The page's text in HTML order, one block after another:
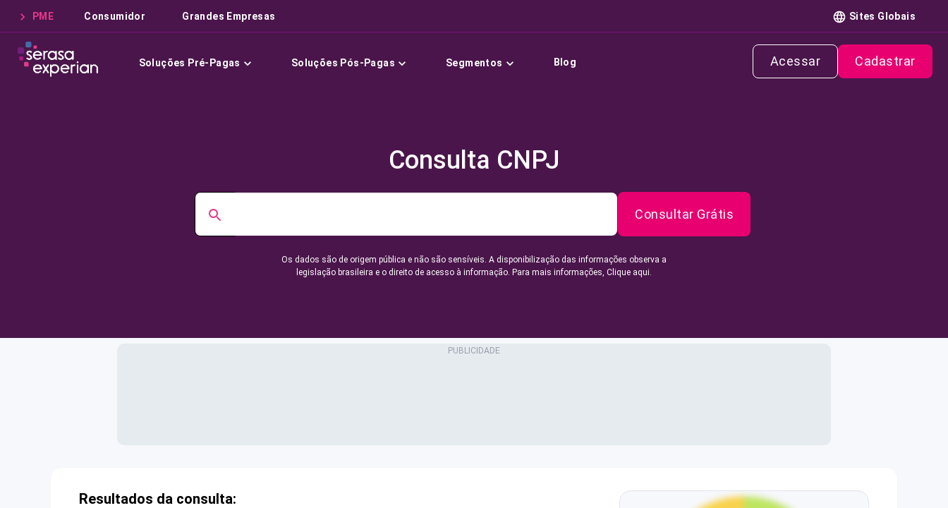
PME Consumidor Grandes Empresas Sites Globais
Soluções Pré-Pagas Soluções Pós-Pagas Segmentos Blog Acessar Cadastrar
Consulta CNPJ
Consultar Grátis
Os dados são de origem pública e não são sensíveis. A disponibilização das informações observa a
legislação brasileira e o direito de acesso à informação. Para mais informações, Clique aqui.
Resultados da consulta: